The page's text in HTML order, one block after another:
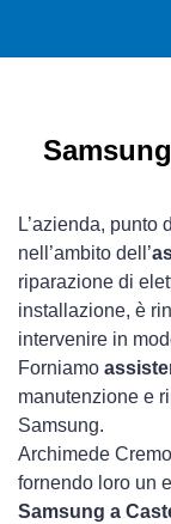
L’azienda, punto
nell’ambito dell’
riparazione di
installazione, è
intervenire in
Forniamo
manutenzione e
Samsung.
Archimede
fornendo loro un
Samsung a